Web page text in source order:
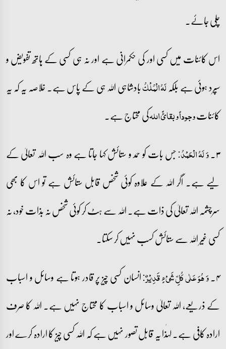
چلی جائے۔
اس کائنات میں کسی اور کی حکمرانی ہے اور نہ ہی کسی کے ہاتھ تفویض و
سپرد ہوئی ہے بلکہلَہُ الۡمُلۡکُبادشاہی اللہ ہی کے پاس ہے۔ خلاصہ یہ کہ یہ
کائناتوجوداً و بقائً اللہکی محتاج ہے۔
۳۔ وَ لَہُ الۡحَمۡدُ:جس بات کو حمد و ستائش کہا جاتا ہے وہ سب اللہ تعالیٰ کے
لیے ہے۔ اگر اللہ کے علاوہ کوئی شخص قابل ستائش ہے تو اس کا بھی
سرچشمہ اللہ تعالیٰ کی ذات ہے۔ اللہ سے ہٹ کر کوئی شخص نہ بذات خود، نہ
کسی غیر اللہ سے ستائش کسب نہیں کر سکتا۔
۴۔ وَ ہُوَ عَلٰی کُلِّ شَیۡءٍ قَدِیۡرٌ:انسان کسی چیز پر قادر ہوتا ہے وسائل و اسباب
کے ذریعے، اللہ تعالیٰ وسائل و اسباب کا محتاج نہیں ہے۔ اللہ کا صرف
ارادہ کافی ہے۔ لہٰذا یہ قابل تصور نہیں ہے کہ اللہ کسی چیز کا ارادہ کرے اور